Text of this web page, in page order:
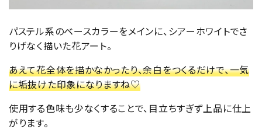
パステル系のベースカラーをメインに、シアーホワイトでさ
りげなく描いた花アート。
あえて花全体を描かなかったり、余白をつくるだけで、一気
に垢抜けた印象になりますね♡
使用する色味も少なくすることで、目立ちすぎず上品に仕上
がります。